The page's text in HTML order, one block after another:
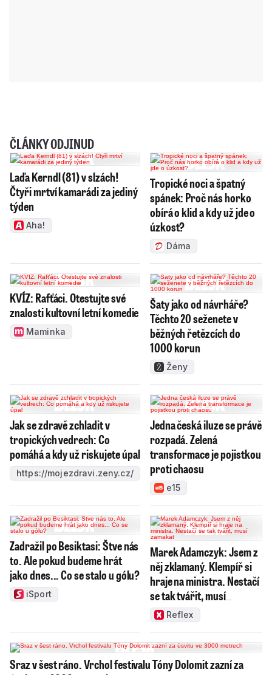
ČLÁNKY ODJINUD
Laďa Kerndl (81) v slzách!
Čtyři mrtví kamarádi za jediný
týden
Aha!
Tropické noci a špatný
spánek: Proč nás horko
obírá o klid a kdy už jde o
úzkost?
Dáma
KVÍZ: Rafťáci. Otestujte své
znalosti kultovní letní komedie
Maminka
Šaty jako od návrháře?
Těchto 20 seženete v
běžných řetězcích do
1000 korun
Ženy
Jak se zdravě zchladit v
tropických vedrech: Co
pomáhá a kdy už riskujete úpal
https://mojezdravi.zeny.cz/
Jedna česká iluze se právě
rozpadá. Zelená
transformace je pojistkou
proti chaosu
e15
Zadražil po Besiktasi: Štve nás
to. Ale pokud budeme hrát
jako dnes... Co se stalo u gólu?
iSport
Marek Adamczyk: Jsem z
něj zklamaný. Klempíř si
hraje na ministra. Nestačí
se tak tvářit, musí
zamakat
Reflex
Sraz v šest ráno. Vrchol festivalu Tóny Dolomit zazní za